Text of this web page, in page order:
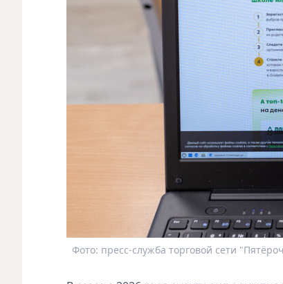
Фото: пресс-служба торговой сети